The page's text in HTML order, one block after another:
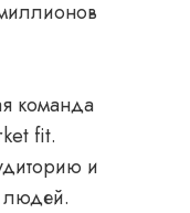
команда
fit.
и
людей.